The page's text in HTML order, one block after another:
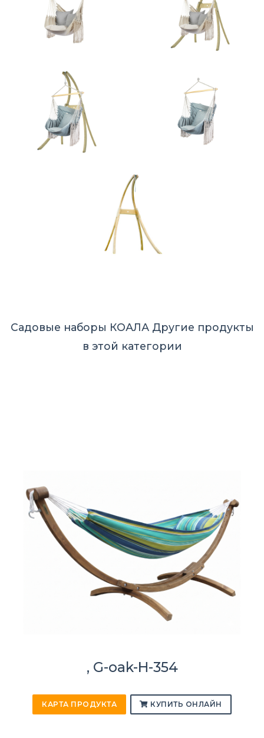
Садовые наборы КОАЛА Другие продукты
в этой категории
, G-oak-H-354
КАРТА ПРОДУКТА КУПИТЬ ОНЛАЙН